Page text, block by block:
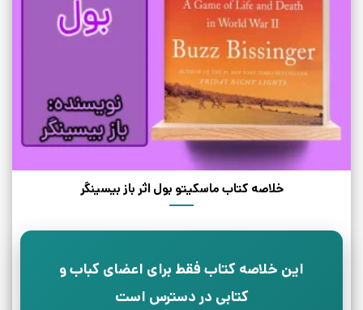
خلاصه کتاب ماسکیتو بول اثر باز بیسینگر
این خلاصه کتاب فقط برای اعضای کباب و
کتابی در دسترس است